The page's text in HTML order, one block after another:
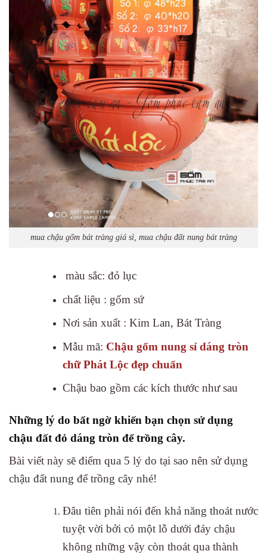
mua chậu gốm bát tràng giá sỉ, mua chậu đất nung bát tràng
màu sắc: đỏ lục
chất liệu : gốm sứ
Nơi sản xuất : Kim Lan, Bát Tràng
Mẫu mã: Chậu gốm nung sỉ dáng tròn
chữ Phát Lộc đẹp chuẩn
Chậu bao gồm các kích thước như sau
Những lý do bất ngờ khiến bạn chọn sử dụng
chậu đất đỏ dáng tròn để trồng cây.
Bài viết này sẽ điểm qua 5 lý do tại sao nên sử dụng
chậu đất nung để trồng cây nhé!
Đâu tiên phải nói đến khả năng thoát nước
tuyệt vời bởi có một lỗ dưới đáy chậu
không những vậy còn thoát qua thành